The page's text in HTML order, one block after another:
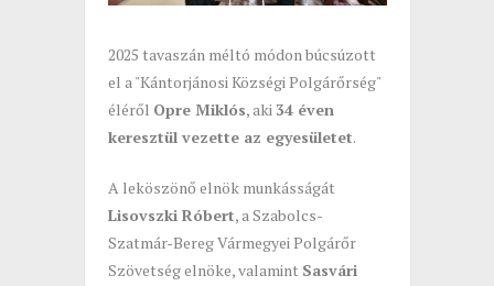
2025 tavaszán méltó módon búcsúzott
el a "Kántorjánosi Községi Polgárőrség"
éléről Opre Miklós, aki 34 éven
keresztül vezette az egyesületet.
A leköszönő elnök munkásságát
Lisovszki Róbert, a Szabolcs-
Szatmár-Bereg Vármegyei Polgárőr
Szövetség elnöke, valamint Sasvári